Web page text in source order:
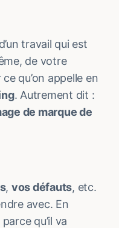
travail qui est
de votre
qu’on appelle en
. Autrement dit :
de marque de
, vos défauts, etc.
avec. En
qu’il va